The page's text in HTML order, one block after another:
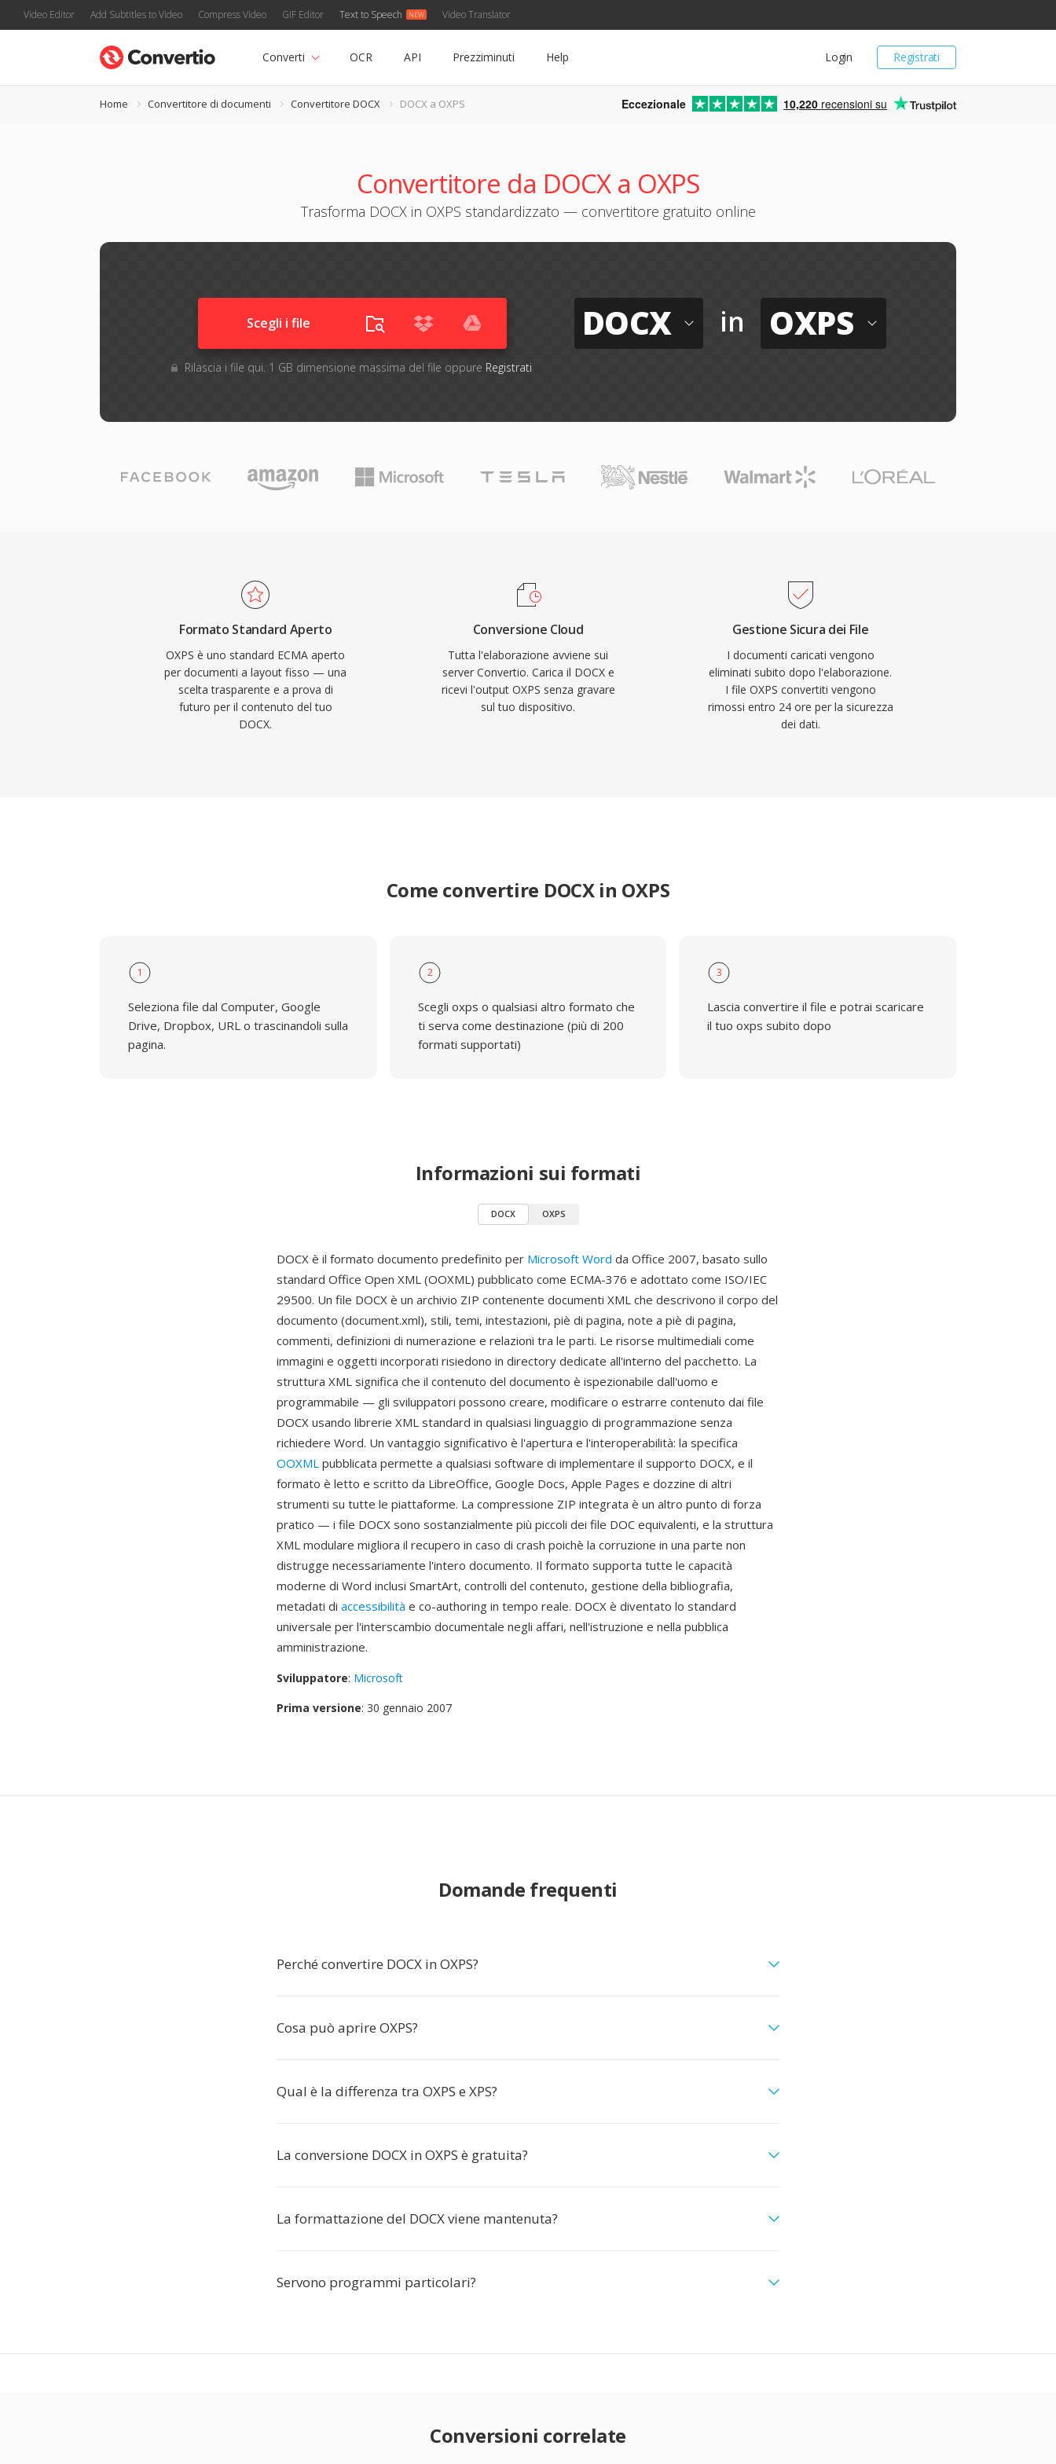
Video Editor Add Subtitles to Video Compress Video GIF Editor Text to Speech Video Translator
Registrati
Login
Converti OCR API Prezziminuti Help
Home Convertitore di documenti Convertitore DOCX DOCX a OXPS Eccezionale 10,220 recensioni su
Convertitore da DOCX a OXPS
Trasforma DOCX in OXPS standardizzato — convertitore gratuito online
Scegli i file
Rilascia i file qui. 1 GB dimensione massima del file oppure Registrati
DOCX in OXPS
Formato Standard Aperto
OXPS è uno standard ECMA aperto
per documenti a layout fisso — una
scelta trasparente e a prova di
futuro per il contenuto del tuo
DOCX.
Conversione Cloud
Tutta l'elaborazione avviene sui
server Convertio. Carica il DOCX e
ricevi l'output OXPS senza gravare
sul tuo dispositivo.
Gestione Sicura dei File
I documenti caricati vengono
eliminati subito dopo l'elaborazione.
I file OXPS convertiti vengono
rimossi entro 24 ore per la sicurezza
dei dati.
Come convertire DOCX in OXPS
1
Seleziona file dal Computer, Google
Drive, Dropbox, URL o trascinandoli sulla
pagina.
2
Scegli oxps o qualsiasi altro formato che
ti serva come destinazione (più di 200
formati supportati)
3
Lascia convertire il file e potrai scaricare
il tuo oxps subito dopo
Informazioni sui formati
DOCX OXPS
DOCX è il formato documento predefinito per Microsoft Word da Office 2007, basato sullo
standard Office Open XML (OOXML) pubblicato come ECMA-376 e adottato come ISO/IEC
29500. Un file DOCX è un archivio ZIP contenente documenti XML che descrivono il corpo del
documento (document.xml), stili, temi, intestazioni, piè di pagina, note a piè di pagina,
commenti, definizioni di numerazione e relazioni tra le parti. Le risorse multimediali come
immagini e oggetti incorporati risiedono in directory dedicate all'interno del pacchetto. La
struttura XML significa che il contenuto del documento è ispezionabile dall'uomo e
programmabile — gli sviluppatori possono creare, modificare o estrarre contenuto dai file
DOCX usando librerie XML standard in qualsiasi linguaggio di programmazione senza
richiedere Word. Un vantaggio significativo è l'apertura e l'interoperabilità: la specifica
OOXML pubblicata permette a qualsiasi software di implementare il supporto DOCX, e il
formato è letto e scritto da LibreOffice, Google Docs, Apple Pages e dozzine di altri
strumenti su tutte le piattaforme. La compressione ZIP integrata è un altro punto di forza
pratico — i file DOCX sono sostanzialmente più piccoli dei file DOC equivalenti, e la struttura
XML modulare migliora il recupero in caso di crash poichè la corruzione in una parte non
distrugge necessariamente l'intero documento. Il formato supporta tutte le capacità
moderne di Word inclusi SmartArt, controlli del contenuto, gestione della bibliografia,
metadati di accessibilità e co-authoring in tempo reale. DOCX è diventato lo standard
universale per l'interscambio documentale negli affari, nell'istruzione e nella pubblica
amministrazione.
Sviluppatore: Microsoft
Prima versione: 30 gennaio 2007
Domande frequenti
Perché convertire DOCX in OXPS?
Cosa può aprire OXPS?
Qual è la differenza tra OXPS e XPS?
La conversione DOCX in OXPS è gratuita?
La formattazione del DOCX viene mantenuta?
Servono programmi particolari?
Conversioni correlate